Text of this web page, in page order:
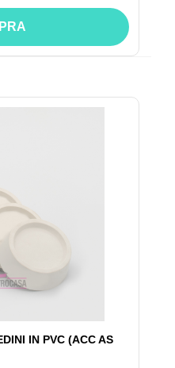
IN PVC (ACC AS